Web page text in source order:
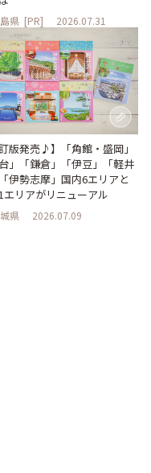
県 [PR] 2026.07.31
訂版発売♪】「角館・盛岡」
台」「鎌倉」「伊豆」「軽井
伊勢志摩」国内6エリアと
エリアがリニューアル
県 2026.07.09